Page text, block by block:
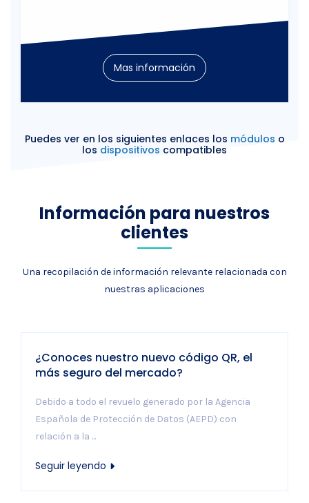
Mas información
Puedes ver en los siguientes enlaces los módulos o
los dispositivos compatibles
Información para nuestros
clientes
Una recopilación de información relevante relacionada con
nuestras aplicaciones
¿Conoces nuestro nuevo código QR, el
más seguro del mercado?
Debido a todo el revuelo generado por la Agencia
Española de Protección de Datos (AEPD) con
relación a la ...
Seguir leyendo